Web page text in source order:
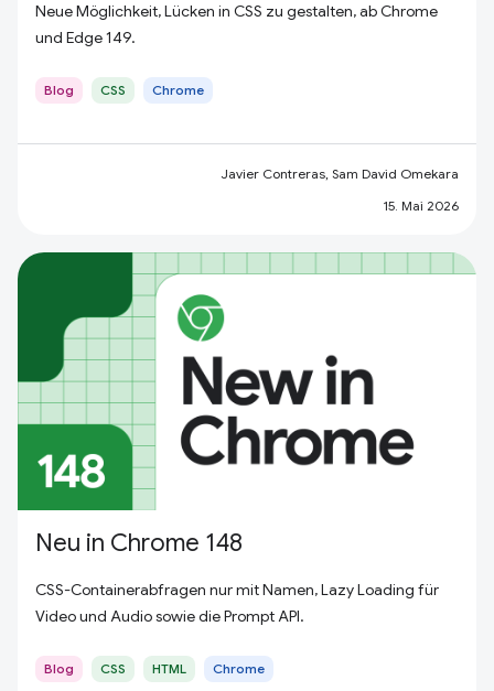
Neue Möglichkeit, Lücken in CSS zu gestalten, ab Chrome
und Edge 149.
Blog CSS Chrome
Javier Contreras, Sam David Omekara
15. Mai 2026
Neu in Chrome 148
CSS-Containerabfragen nur mit Namen, Lazy Loading für
Video und Audio sowie die Prompt API.
Blog CSS HTML Chrome